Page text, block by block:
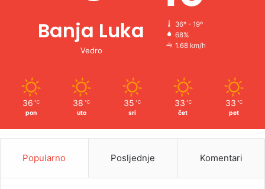
Banja Luka
Vedro
36º - 19º
68%
1.68 km/h
36 ℃
pon
38 ℃
uto
35 ℃
sri
33 ℃
čet
33 ℃
pet
Popularno Posljednje Komentari